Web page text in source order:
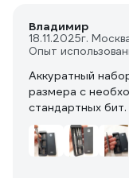
Владимир
18.11.2025г.
Опыт
Аккуратный
размера с
стандартных бит.